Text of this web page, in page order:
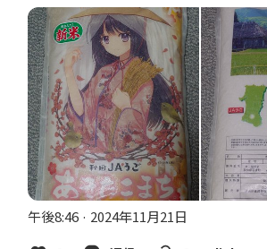
午後8:46 · 2024年11月21日